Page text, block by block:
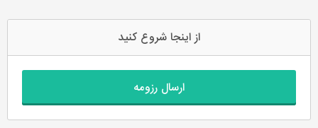
از اینجا شروع کنید
ارسال رزومه